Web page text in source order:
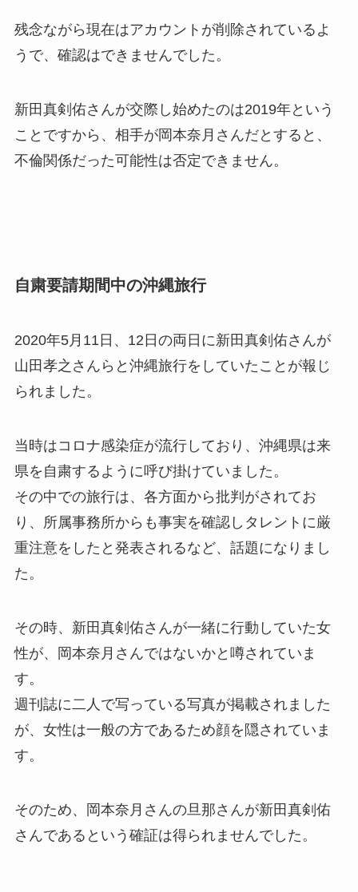
残念ながら現在はアカウントが削除されているよ
うで、 確認はできませんでした。
新田真剣佑さんが交際し始めたのは2019年という
ことですから、相手が岡本奈月さんだとすると、
不倫関係だった可能性は否定できません。
自粛要請期間中の沖縄旅行
2020年5月11日、12日の両日に新田真剣佑さんが
山田孝之さんらと沖縄旅行をしていたことが報じ
られました。
当時はコロナ感染症が流行しており、沖縄県は来
県を自粛するように呼び掛けていました。
その中での旅行は、各方面から批判がされてお
り、所属事務所からも事実を確認しタレントに厳
重注意をしたと発表されるなど、話題になりまし
た。
その時、新田真剣佑さんが一緒に行動していた女
性が、岡本奈月さんではないかと噂されていま
す。
週刊誌に二人で写っている写真が掲載されました
が、女性は一般の方であるため顔を隠されていま
す。
そのため、
岡本奈月さんの旦那さんが新田真剣佑
さんであるという確証は得られませんでした。